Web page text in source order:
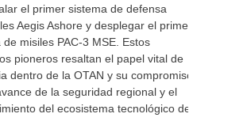
el primer sistema de defensa
Aegis Ashore y desplegar el primer
de misiles PAC-3 MSE. Estos
pioneros resaltan el papel vital de
dentro de la OTAN y su compromiso
de la seguridad regional y el
del ecosistema tecnológico de